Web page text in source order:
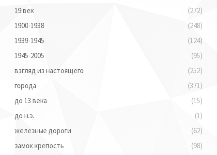
19 век
(272)
1900-1938
(248)
1939-1945
(124)
1945-2005
(95)
взгляд из настоящего
(252)
города
(371)
до 13 века
(15)
до н.э.
(1)
железные дороги
(62)
замок крепость
(98)